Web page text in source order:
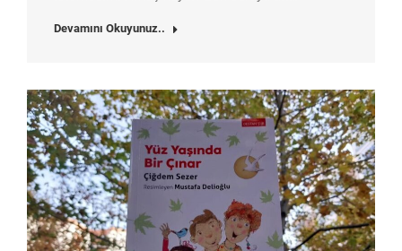
Devamını Okuyunuz..